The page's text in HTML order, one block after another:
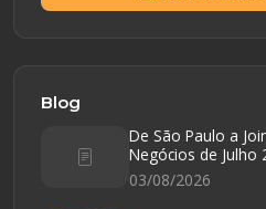
Blog
De São Paulo a
Negócios de Julho
03/08/2026